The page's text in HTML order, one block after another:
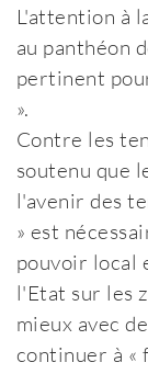
L'attention à
au panthéon
pertinent
».
Contre les
soutenu que
l'avenir des
» est
pouvoir local
l'Etat sur les
mieux avec
continuer à «